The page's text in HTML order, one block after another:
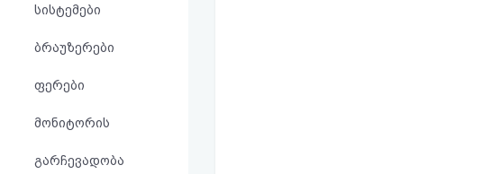
სისტემები
ბრაუზერები
ფერები
მონიტორის
გარჩევადობა